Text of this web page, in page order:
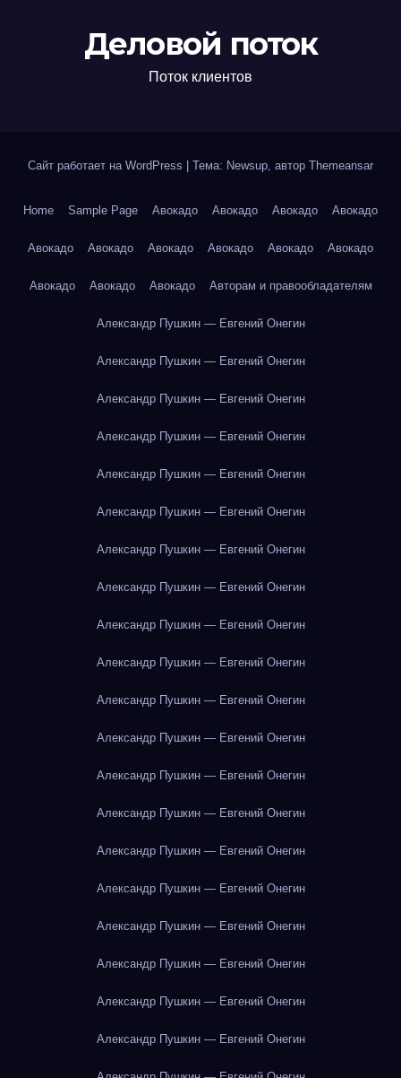
Деловой поток
Поток клиентов
Сайт работает на WordPress Тема: Newsup, автор Themeansar
Home Sample Page Авокадо Авокадо Авокадо Авокадо
Авокадо Авокадо Авокадо Авокадо Авокадо Авокадо
Авокадо Авокадо Авокадо Авторам и правообладателям
Александр Пушкин — Евгений Онегин
Александр Пушкин — Евгений Онегин
Александр Пушкин — Евгений Онегин
Александр Пушкин — Евгений Онегин
Александр Пушкин — Евгений Онегин
Александр Пушкин — Евгений Онегин
Александр Пушкин — Евгений Онегин
Александр Пушкин — Евгений Онегин
Александр Пушкин — Евгений Онегин
Александр Пушкин — Евгений Онегин
Александр Пушкин — Евгений Онегин
Александр Пушкин — Евгений Онегин
Александр Пушкин — Евгений Онегин
Александр Пушкин — Евгений Онегин
Александр Пушкин — Евгений Онегин
Александр Пушкин — Евгений Онегин
Александр Пушкин — Евгений Онегин
Александр Пушкин — Евгений Онегин
Александр Пушкин — Евгений Онегин
Александр Пушкин — Евгений Онегин